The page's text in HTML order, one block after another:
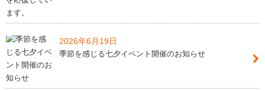
2026年6月19日
季節を感じる七夕イベント開催のお知らせ